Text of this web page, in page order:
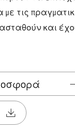
με τις
και
